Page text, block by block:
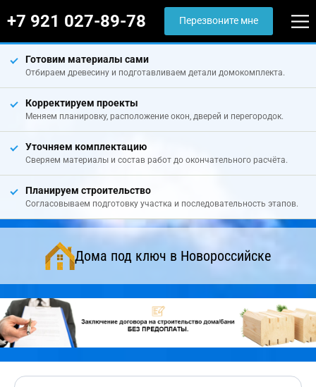
+7 921 027-89-78 Перезвоните мне
Готовим материалы сами
Отбираем древесину и подготавливаем детали домокомплекта.
Корректируем проекты
Меняем планировку, расположение окон, дверей и перегородок.
Уточняем комплектацию
Сверяем материалы и состав работ до окончательного расчёта.
Планируем строительство
Согласовываем подготовку участка и последовательность этапов.
Дома под ключ в Новороссийске